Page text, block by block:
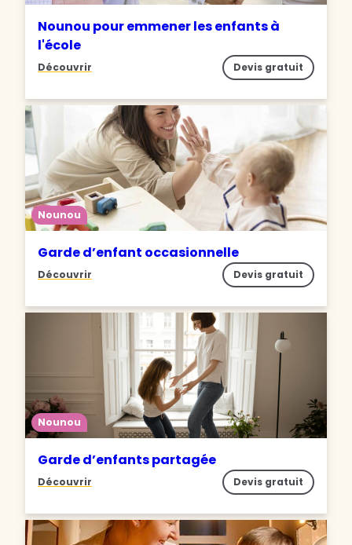
Nounou pour emmener les enfants à
l'école
Découvrir Devis gratuit
Nounou
Garde d’enfant occasionnelle
Découvrir Devis gratuit
Nounou
Garde d’enfants partagée
Découvrir Devis gratuit